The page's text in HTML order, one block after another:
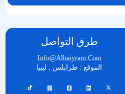
طرق التواصل
Info@albaiyram.com
الموقع : طرابلس , ليبيا